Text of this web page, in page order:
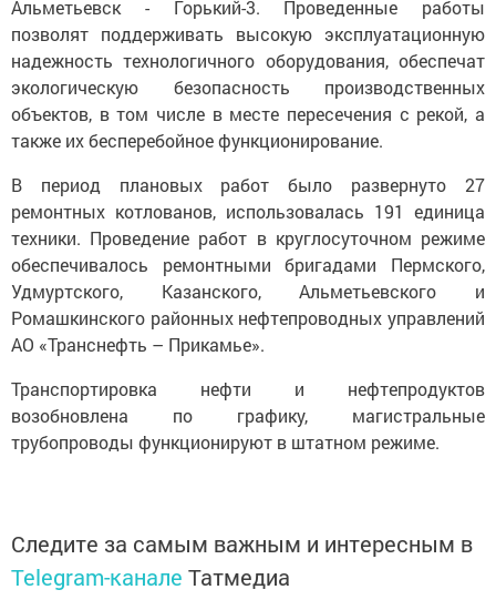
Альметьевск - Горький-3. Проведенные работы
позволят поддерживать высокую эксплуатационную
надежность технологичного оборудования, обеспечат
экологическую безопасность производственных
объектов, в том числе в месте пересечения с рекой, а
также их бесперебойное функционирование.
В период плановых работ было развернуто 27
ремонтных котлованов, использовалась 191 единица
техники. Проведение работ в круглосуточном режиме
обеспечивалось ремонтными бригадами Пермского,
Удмуртского, Казанского, Альметьевского и
Ромашкинского районных нефтепроводных управлений
АО «Транснефть – Прикамье».
Транспортировка нефти и нефтепродуктов
возобновлена по графику, магистральные
трубопроводы функционируют в штатном режиме.
Следите за самым важным и интересным в
Telegram-канале Татмедиа